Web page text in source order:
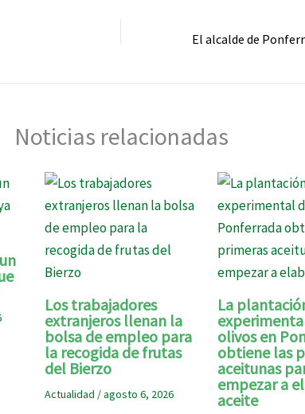
Noticias relacionadas
Los trabajadores
extranjeros llenan la
bolsa de empleo para
la recogida de frutas
del Bierzo
Actualidad /agosto 6, 2026
La
olivos en
obtiene las
aceitunas
empezar a
aceite